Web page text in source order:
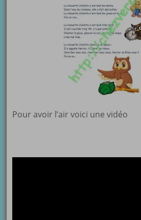
Pour avoir l’air voici une vidéo